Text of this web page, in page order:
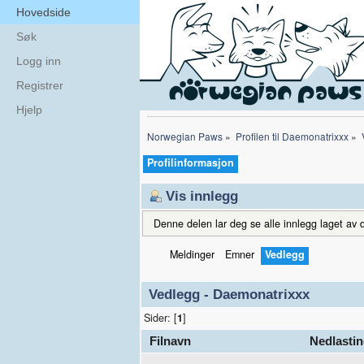
Hovedside
Søk
Logg inn
Registrer
Hjelp
Norwegian Paws » Profilen til Daemonatrixxx»
Profilinformasjon
Vis innlegg
Denne delen lar deg se alle innlegg laget
Meldinger Emner Vedlegg
Vedlegg - Daemonatrixxx
Sider: [1]
Filnavn